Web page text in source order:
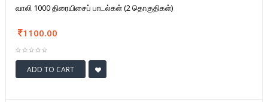
வாலி 1000 திரையிசைப் பாடல்கள் (2 தொகுதிகள்)
1100.00
ADD TO CART